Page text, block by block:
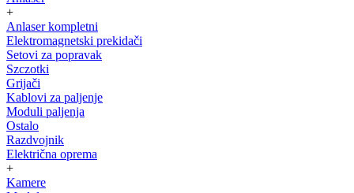
+
Anlaser kompletni
Elektromagnetski prekidači
Setovi za popravak
Szczotki
Grijači
Kablovi za paljenje
Moduli paljenja
Ostalo
Razdvojnik
Električna oprema
+
Kamere